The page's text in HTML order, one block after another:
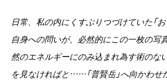
日常、私の内にくすぶりつづけていた「
自身への問いが、必然的にこの一枚の写
然のエネルギーにのみ込まれ為す術のな
を見なければと……「普賢岳」へ向かわせ